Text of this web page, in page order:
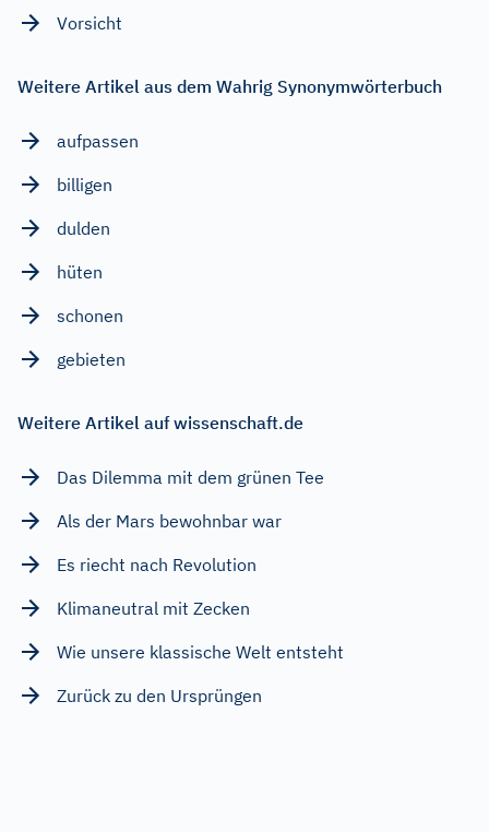
Vorsicht
Weitere Artikel aus dem Wahrig Synonymwörterbuch
aufpassen
billigen
dulden
hüten
schonen
gebieten
Weitere Artikel auf wissenschaft.de
Das Dilemma mit dem grünen Tee
Als der Mars bewohnbar war
Es riecht nach Revolution
Klimaneutral mit Zecken
Wie unsere klassische Welt entsteht
Zurück zu den Ursprüngen